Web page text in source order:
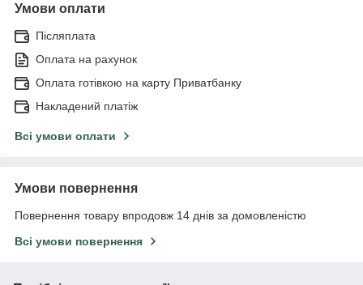
Умови оплати
Післяплата
Оплата на рахунок
Оплата готівкою на карту Приватбанку
Накладений платіж
Всі умови оплати
Умови повернення
Повернення товару впродовж 14 днів за домовленістю
Всі умови повернення